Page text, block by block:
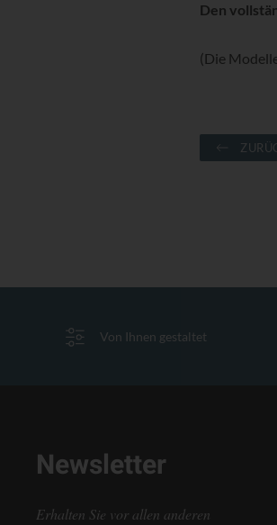
Den
(Die
Von Ihnen gestaltet
Newsletter
Erhalten Sie vor allen anderen